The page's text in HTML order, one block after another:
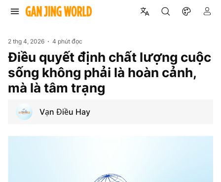
2 thg 4, 2026 4 phút đọc
Điều quyết định chất lượng cuộc
sống không phải là hoàn cảnh,
mà là tâm trạng
Vạn Điều Hay